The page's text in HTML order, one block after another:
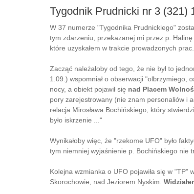
Tygodnik Prudnicki nr 3 (321)
W 37 numerze "Tygodnika Prudnickiego"
tym zdarzeniu, przekazanej mi przez p.
które uzyskałem w trakcie prowadzonych prac.
Zacząć należałoby od tego, że nie był to
1.09.) wspomniał o obserwacji "olbrzymiego,
nocy, a obiekt pojawił się nad Placem
pory zarejestrowany (nie znam personaliów i
relacja Mirosława Bochińskiego, który
było iskrzenie ..."
Wynikałoby więc, że "rzekome UFO" było
tym niemniej wyjaśnienie p. Bochińskiego nie
Kolejna wzmianka o UFO pojawiła się w
Skorochowie, nad Jeziorem Nyskim.